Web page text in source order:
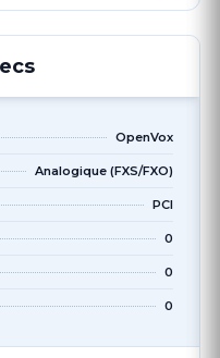
OpenVox
Analogique (FXS/FXO)
PCI
0
0
0